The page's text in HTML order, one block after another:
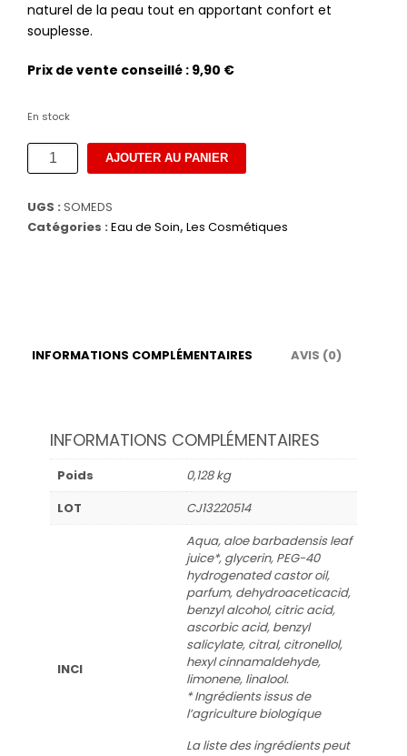
naturel de la peau tout en apportant confort et
souplesse.
Prix de vente conseillé : 9,90 €
En stock
quantité
de
de
Soin
AJOUTER AU PANIER
UGS : SOMEDS
Catégories : Eau de Soin, Les Cosmétiques
INFORMATIONS COMPLÉMENTAIRES AVIS (0)
INFORMATIONS COMPLÉMENTAIRES
Poids
0,128 kg
LOT
CJ13220514
INCI
Aqua, aloe barbadensis leaf
juice*, glycerin, PEG-40
hydrogenated castor oil,
parfum, dehydroaceticacid,
benzyl alcohol, citric acid,
ascorbic acid, benzyl
salicylate, citral, citronellol,
hexyl cinnamaldehyde,
limonene, linalool.
* Ingrédients issus de
l’agriculture biologique
La liste des ingrédients peut